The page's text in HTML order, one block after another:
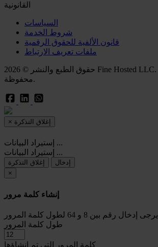
القانونية
السياسات
شروط الخدمة
قانون الألفية للحقوق الرقمية
ملفات تعريف الارتباط
حقوق الطبع والنشر © 2026 Fine Hosted LLC. جميع الحقوق
محفوظة.
× إغلاق التذكرة
إستيراد البيانات ...
إستيراد البيانات ...
إغلاق التذكرة
إدخال
×
إنشاء كلمة مرور
يرجى إدخال رقم بين 8 و 64 لطول كلمة المرور
طول كلمة المرور
كلمة المرور التي تم إنشاؤها